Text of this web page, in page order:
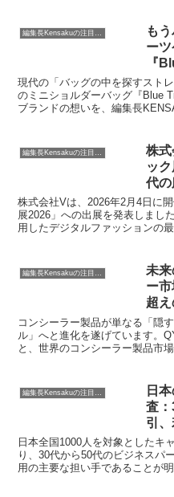
も
ー
『
を
現代の「バッグの中を探すスト
のミニショルダーバッグ『Blue
ブランドの想いを、編集長
編集長Kensakuの注目ネタ
株
ッ
代
株式会社Vは、2026年2月4日に
展2026」への出展を発表しまし
用したデジタルファッションの
未来
ー
超え
コンシーラー製品が単なる「隠
ル」へと進化を遂げています。
と、世界のコンシーラー製品市
牽引する要因と、製品選びのヒ
す。
日
査
引
日本全国1000人を対象としたキ
り、30代から50代のビジネスパ
用の主要な担い手であることが